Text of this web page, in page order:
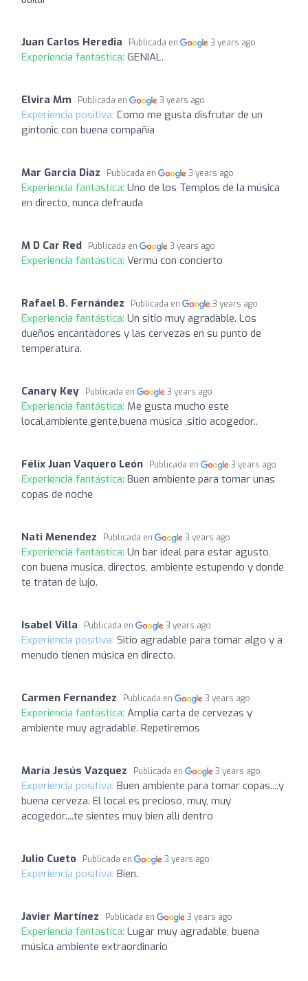
Juan Carlos Heredia Publicada en 3 years ago
Experiencia fantástica: GENIAL.
Elvira Mm Publicada en 3 years ago
Experiencia positiva: Como me gusta disfrutar de un
gintonic con buena compañía
Mar Garcia Diaz Publicada en 3 years ago
Experiencia fantástica: Uno de los Templos de la música
en directo, nunca defrauda
M D Car Red Publicada en 3 years ago
Experiencia fantástica: Vermú con concierto
Rafael B. Fernández Publicada en 3 years ago
Experiencia fantástica: Un sitio muy agradable. Los
dueños encantadores y las cervezas en su punto de
temperatura.
Canary Key Publicada en 3 years ago
Experiencia fantástica: Me gusta mucho este
local,ambiente,gente,buena música ,sitio acogedor..
Félix Juan Vaquero León Publicada en 3 years ago
Experiencia fantástica: Buen ambiente para tomar unas
copas de noche
Nati Menendez Publicada en 3 years ago
Experiencia fantástica: Un bar ideal para estar agusto,
con buena música, directos, ambiente estupendo y donde
te tratan de lujo.
Isabel Villa Publicada en 3 years ago
Experiencia positiva: Sitio agradable para tomar algo y a
menudo tienen música en directo.
Carmen Fernandez Publicada en 3 years ago
Experiencia fantástica: Amplia carta de cervezas y
ambiente muy agradable. Repetiremos
María Jesús Vazquez Publicada en 3 years ago
Experiencia positiva: Buen ambiente para tomar copas....y
buena cerveza. El local es precioso, muy, muy
acogedor....te sientes muy bien allí dentro
Julio Cueto Publicada en 3 years ago
Experiencia positiva: Bien.
Javier Martínez Publicada en 3 years ago
Experiencia fantástica: Lugar muy agradable, buena
música ambiente extraordinario